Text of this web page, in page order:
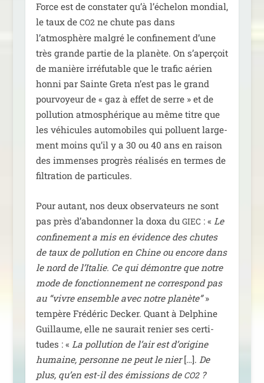
Force est de consta­ter qu’à l’échelon mon­dial,
le taux de CO2 ne chute pas dans
l’atmosphère mal­gré le confi­ne­ment d’une
très grande par­tie de la pla­nète. On s’aperçoit
de manière irré­fu­table que le tra­fic aérien
hon­ni par Sainte Greta n’est pas le grand
pour­voyeur de « gaz à effet de serre » et de
pol­lu­tion atmo­sphé­rique au même titre que
les véhi­cules auto­mo­biles qui pol­luent lar­ge­
ment moins qu’il y a 30 ou 40 ans en rai­son
des immenses pro­grès réa­li­sés en termes de
fil­tra­tion de particules.
Pour autant, nos deux obser­va­teurs ne sont
pas près d’abandonner la doxa du GIEC : « Le
confi­ne­ment a mis en évi­dence des chutes
de taux de pol­lu­tion en Chine ou encore dans
le nord de l’Italie. Ce qui démontre que notre
mode de fonc­tion­ne­ment ne cor­res­pond pas
au “vivre ensemble avec notre pla­nète”»
tem­père Frédéric Decker. Quant à Delphine
Guillaume, elle ne sau­rait renier ses cer­ti­
tudes : « La pol­lu­tion de l’air est d’origine
humaine, per­sonne ne peut le nier[…]. De
plus, qu’en est-il des émis­sions de CO2?